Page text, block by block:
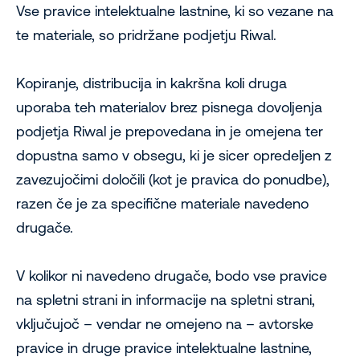
Vse pravice intelektualne lastnine, ki so vezane na
te materiale, so pridržane podjetju Riwal.
Kopiranje, distribucija in kakršna koli druga
uporaba teh materialov brez pisnega dovoljenja
podjetja Riwal je prepovedana in je omejena ter
dopustna samo v obsegu, ki je sicer opredeljen z
zavezujočimi določili (kot je pravica do ponudbe),
razen če je za specifične materiale navedeno
drugače.
V kolikor ni navedeno drugače, bodo vse pravice
na spletni strani in informacije na spletni strani,
vključujoč – vendar ne omejeno na – avtorske
pravice in druge pravice intelektualne lastnine,